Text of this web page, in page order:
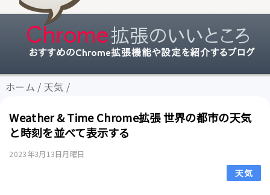
ホーム / 天気 /
Weather & Time Chrome拡張 世界の都市の天気
と時刻を並べて表示する
2023年3月13日月曜日
天気